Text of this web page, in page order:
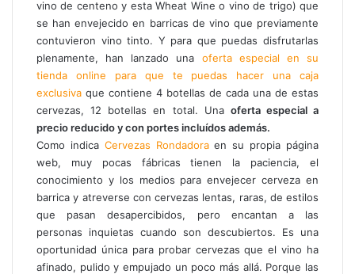
r
e
o
e
l
e
c
t
r
ó
n
vino de centeno y esta Wheat Wine o vino de trigo) que
se han envejecido en barricas de vino que previamente
contuvieron vino tinto. Y para que puedas disfrutarlas
plenamente, han lanzado una oferta especial en su
tienda online para que te puedas hacer una caja
exclusiva que contiene 4 botellas de cada una de estas
cervezas, 12 botellas en total. Una oferta especial a
precio reducido y con portes incluídos además.
Como indica Cervezas Rondadoraen su propia página
web, muy pocas fábricas tienen la paciencia, el
conocimiento y los medios para envejecer cerveza en
barrica y atreverse con cervezas lentas, raras, de estilos
que pasan desapercibidos, pero encantan a las
personas inquietas cuando son descubiertos. Es una
oportunidad única para probar cervezas que el vino ha
afinado, pulido y empujado un poco más allá. Porque las